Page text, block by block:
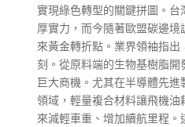
實現綠色轉型的關鍵拼圖。
厚實力，而今隨著歐盟碳邊
來黃金轉折點。業界領袖指
刻。從原料端的生物基樹脂
巨大商機。尤其在半導體先
領域，輕量複合材料讓飛機
來減輕車重、增加續航里程